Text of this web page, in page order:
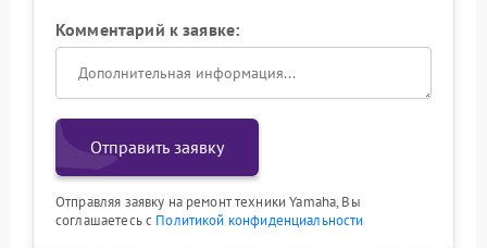
Комментарий к заявке:
Отправить заявку
Отправляя заявку на ремонт техники Yamaha, Вы
соглашаетесь с Политикой конфиденциальности